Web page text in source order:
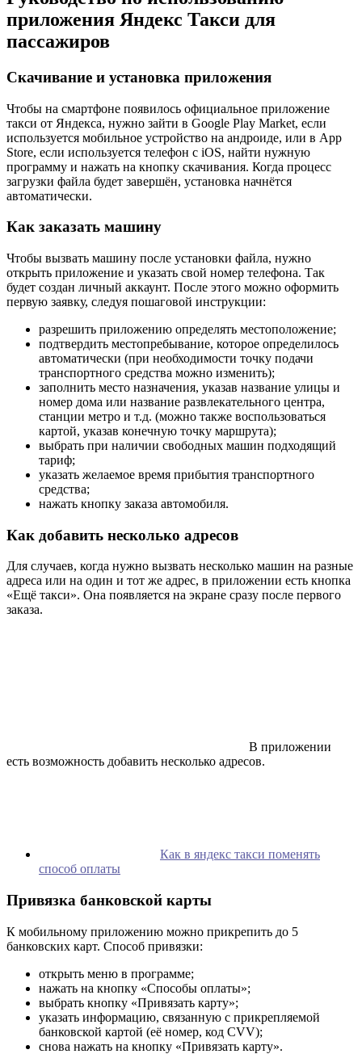
приложения Яндекс Такси для
пассажиров
Скачивание и установка приложения
Чтобы на смартфоне появилось официальное приложение
такси от Яндекса, нужно зайти в Google Play Market, если
используется мобильное устройство на андроиде, или в App
Store, если используется телефон с iOS, найти нужную
программу и нажать на кнопку скачивания. Когда процесс
загрузки файла будет завершён, установка начнётся
автоматически.
Как заказать машину
Чтобы вызвать машину после установки файла, нужно
открыть приложение и указать свой номер телефона. Так
будет создан личный аккаунт. После этого можно оформить
первую заявку, следуя пошаговой инструкции:
разрешить приложению определять местоположение;
подтвердить местопребывание, которое определилось
автоматически (при необходимости точку подачи
транспортного средства можно изменить);
заполнить место назначения, указав название улицы и
номер дома или название развлекательного центра,
станции метро и т.д. (можно также воспользоваться
картой, указав конечную точку маршрута);
выбрать при наличии свободных машин подходящий
тариф;
указать желаемое время прибытия транспортного
средства;
нажать кнопку заказа автомобиля.
Как добавить несколько адресов
Для случаев, когда нужно вызвать несколько машин на разные
адреса или на один и тот же адрес, в приложении есть кнопка
«Ещё такси». Она появляется на экране сразу после первого
заказа.
В приложении
есть возможность добавить несколько адресов.
Как в яндекс такси поменять
способ оплаты
Привязка банковской карты
К мобильному приложению можно прикрепить до 5
банковских карт. Способ привязки:
открыть меню в программе;
нажать на кнопку «Способы оплаты»;
выбрать кнопку «Привязать карту»;
указать информацию, связанную с прикрепляемой
банковской картой (её номер, код CVV);
снова нажать на кнопку «Привязать карту».